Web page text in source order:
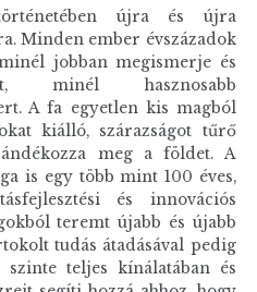
újra és újra
Minden ember évszázadok
jobban megismerje és
minél hasznosabb
A fa egyetlen kis magból
kiálló, szárazságot tűrő
meg a földet. A
is egy több mint 100 éves,
és innovációs
teremt újabb és újabb
tudás átadásával pedig
teljes kínálatában és